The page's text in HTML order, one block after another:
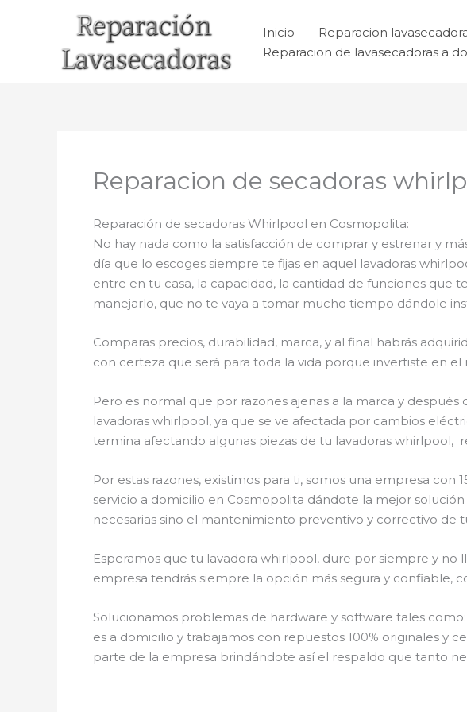
Inicio Reparacion
Reparacion de lavasecadoras a
Reparacion de secadoras
Reparación de secadoras Whirlpool en Cosmopolita:
No hay nada como la satisfacción de comprar y estrenar y
día que lo escoges siempre te fijas en aquel lavadoras
entre en tu casa, la capacidad, la cantidad de funciones que
manejarlo, que no te vaya a tomar mucho tiempo dándole
Comparas precios, durabilidad, marca, y al final habrás
con certeza que será para toda la vida porque invertiste en
Pero es normal que por razones ajenas a la marca y
lavadoras whirlpool, ya que se ve afectada por cambios
termina afectando algunas piezas de tu lavadoras whirlpool,
Por estas razones, existimos para ti, somos una empresa
servicio a domicilio en Cosmopolita dándote la mejor
necesarias sino el mantenimiento preventivo y correctivo de
Esperamos que tu lavadora whirlpool, dure por siempre y no
empresa tendrás siempre la opción más segura y confiable,
Solucionamos problemas de hardware y software tales
es a domicilio y trabajamos con repuestos 100% originales y
parte de la empresa brindándote así el respaldo que tanto